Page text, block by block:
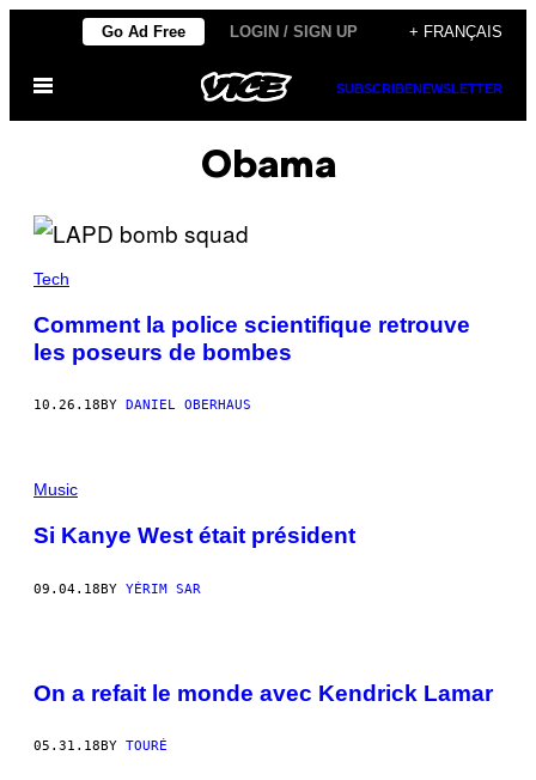
content
Go Ad Free LOGIN / SIGN UP + FRANÇAIS
Open
SUBSCRIBENEWSLETTER
Obama
Tech
Comment la police scientifique retrouve
les poseurs de bombes
10.26.18 BY DANIEL OBERHAUS
Music
Si Kanye West était président
09.04.18BY YÉRIM SAR
On a refait le monde avec Kendrick Lamar
05.31.18 BY TOURÉ